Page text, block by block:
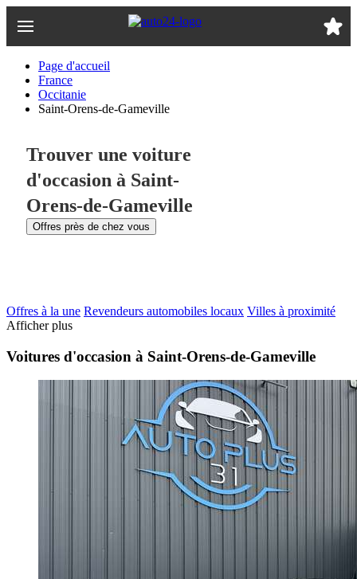
au
Page d'accueil
France
Occitanie
Saint-Orens-de-Gameville
Trouver une voiture
d'occasion à Saint-
Orens-de-Gameville
Offres près de chez vous
Offres à la une Revendeurs automobiles locaux Villes à proximité
Afficher plus
Voitures d'occasion à Saint-Orens-de-Gameville